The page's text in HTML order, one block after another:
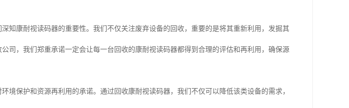
知康耐视读码器的重要性。我们不仅关注废弃设备的回收，重要的是将其重新利用，发掘其
司，我们郑重承诺一定会让每一台回收的康耐视读码器都得到合理的评估和再利用，确保源
境保护和资源再利用的承诺。通过回收康耐视读码器，我们不仅可以降低该类设备的需求，